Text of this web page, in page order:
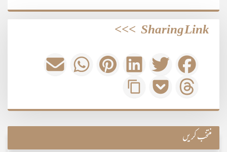
Sharing Link
>>>
منتخب کریں